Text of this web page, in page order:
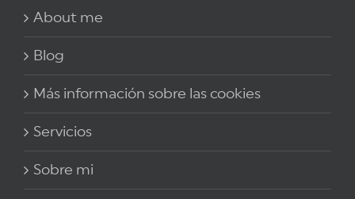
About me
Blog
Más información sobre las cookies
Servicios
Sobre mi